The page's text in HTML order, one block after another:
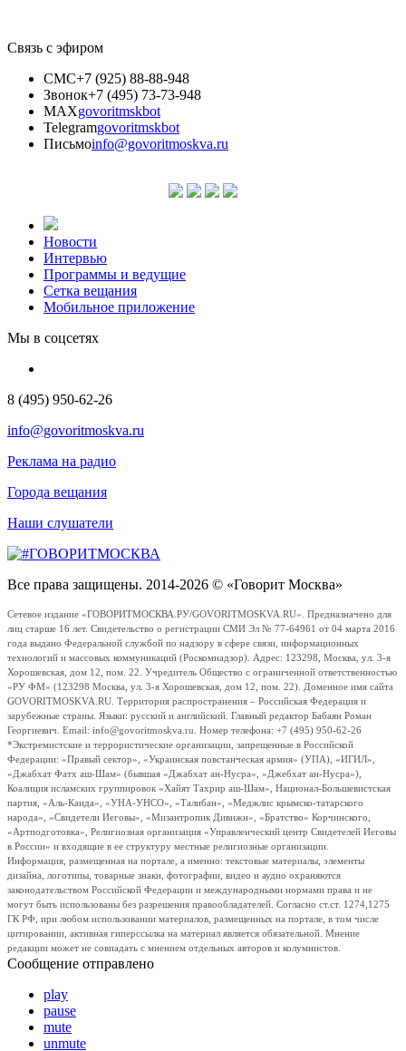
Связь с эфиром
СМС+7 (925) 88-88-948
Звонок+7 (495) 73-73-948
MAXgovoritmskbot
Telegramgovoritmskbot
Письмоinfo@govoritmoskva.ru
Новости
Интервью
Программы и ведущие
Сетка вещания
Мобильное приложение
Мы в соцсетях
8 (495) 950-62-26
info@govoritmoskva.ru
Реклама на радио
Города вещания
Наши слушатели
Все права защищены. 2014-2026 © «Говорит Москва»
Сетевое издание «ГОВОРИТМОСКВА.РУ/GOVORITMOSKVA.RU». Предназначено для
лиц старше 16 лет. Свидетельство о регистрации СМИ Эл № 77-64961 от 04 марта 2016
года выдано Федеральной службой по надзору в сфере связи, информационных
технологий и массовых коммуникаций (Роскомнадзор). Адрес: 123298, Москва, ул. 3-я
Хорошевская, дом 12, пом. 22. Учредитель Общество с ограниченной ответственностью
«РУ ФМ» (123298 Москва, ул. 3-я Хорошевская, дом 12, пом. 22). Доменное имя сайта
GOVORITMOSKVA.RU. Территория распространения – Российская Федерация и
зарубежные страны. Языки: русский и английский. Главный редактор Бабаян Роман
Георгиевич. Email: info@govoritmoskva.ru. Номер телефона: +7 (495) 950-62-26
*Экстремистские и террористические организации, запрещенные в Российской
Федерации: «Правый сектор», «Украинская повстанческая армия» (УПА), «ИГИЛ»,
«Джабхат Фатх аш-Шам» (бывшая «Джабхат ан-Нусра», «Джебхат ан-Нусра»),
Коалиция исламских группировок «Хайят Тахрир аш-Шам», Национал-Большевистская
партия, «Аль-Каида», «УНА-УНСО», «Талибан», «Меджлис крымско-татарского
народа», «Свидетели Иеговы», «Мизантропик Дивижн», «Братство» Корчинского,
«Артподготовка», Религиозная организация «Управленческий центр Свидетелей Иеговы
в России» и входящие в ее структуру местные религиозные организации.
Информация, размещенная на портале, а именно: текстовые материалы, элементы
дизайна, логотипы, товарные знаки, фотографии, видео и аудио охраняются
законодательством Российской Федерации и международными нормами права и не
могут быть использованы без разрешения правообладателей. Согласно ст.ст. 1274,1275
ГК РФ, при любом использовании материалов, размещенных на портале, в том числе
цитировании, активная гиперссылка на материал является обязательной. Мнение
редакции может не совпадать с мнением отдельных авторов и колумнистов.
Сообщение отправлено
play
pause
mute
unmute